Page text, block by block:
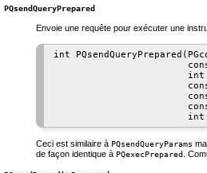
PQsendQueryPrepared
Envoie une requête pour exécuter une
int
int
Ceci est similaire à PQsendQueryParams
de façon identique à PQexecPrepared .